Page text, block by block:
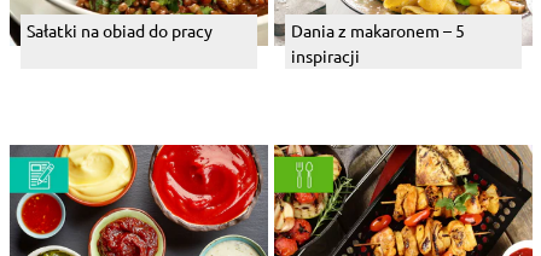
Sałatki na obiad do pracy
Dania z makaronem – 5
inspiracji